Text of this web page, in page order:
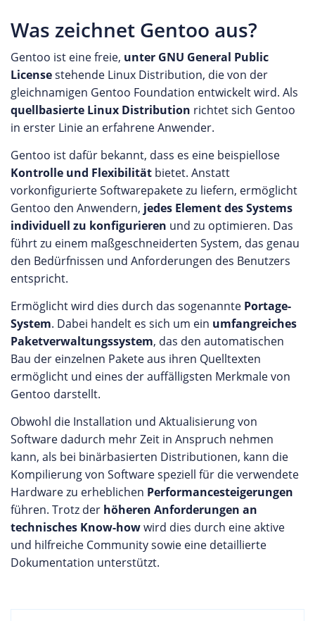
Was zeichnet Gentoo aus?
Gentoo ist eine freie, unter GNU General Public
Licensestehende Linux Distribution, die von der
gleichnamigen Gentoo Foundation entwickelt wird. Als
quellbasierte Linux Distribution richtet sich Gentoo
in erster Linie an erfahrene Anwender.
Gentoo ist dafür bekannt, dass es eine beispiellose
Kontrolle und Flexibilität bietet. Anstatt
vorkonfigurierte Softwarepakete zu liefern, ermöglicht
Gentoo den Anwendern, jedes Element des Systems
individuell zu konfigurieren und zu optimieren. Das
führt zu einem maßgeschneiderten System, das genau
den Bedürfnissen und Anforderungen des Benutzers
entspricht.
Ermöglicht wird dies durch das sogenannte Portage-
System. Dabei handelt es sich um ein umfangreiches
Paketverwaltungssystem, das den automatischen
Bau der einzelnen Pakete aus ihren Quelltexten
ermöglicht und eines der auffälligsten Merkmale von
Gentoo darstellt.
Obwohl die Installation und Aktualisierung von
Software dadurch mehr Zeit in Anspruch nehmen
kann, als bei binärbasierten Distributionen, kann die
Kompilierung von Software speziell für die verwendete
Hardware zu erheblichen Performancesteigerungen
führen. Trotz der höheren Anforderungen an
technisches Know-howwird dies durch eine aktive
und hilfreiche Community sowie eine detaillierte
Dokumentation unterstützt.